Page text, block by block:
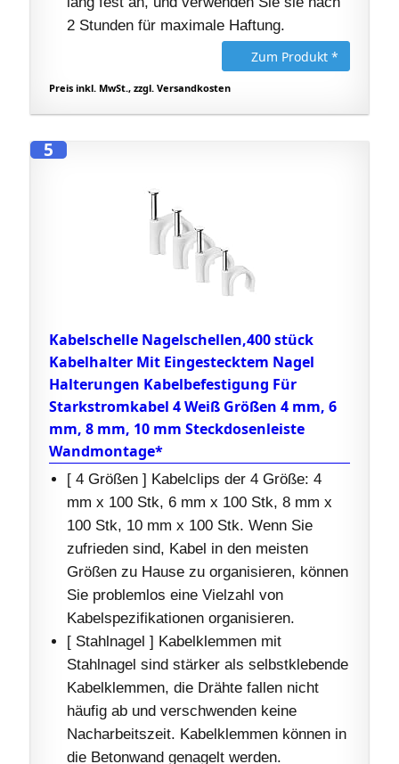
2 Stunden für maximale Haftung.
Zum Produkt *
Preis inkl. MwSt., zzgl. Versandkosten
5
Kabelschelle Nagelschellen,400 stück
Kabelhalter Mit Eingestecktem Nagel
Halterungen Kabelbefestigung Für
Starkstromkabel 4 Weiß Größen 4 mm, 6
mm, 8 mm, 10 mm Steckdosenleiste
Wandmontage*
[ 4 Größen ] Kabelclips der 4 Größe: 4
mm x 100 Stk, 6 mm x 100 Stk, 8 mm x
100 Stk, 10 mm x 100 Stk. Wenn Sie
zufrieden sind, Kabel in den meisten
Größen zu Hause zu organisieren, können
Sie problemlos eine Vielzahl von
Kabelspezifikationen organisieren.
[ Stahlnagel ] Kabelklemmen mit
Stahlnagel sind stärker als selbstklebende
Kabelklemmen, die Drähte fallen nicht
häufig ab und verschwenden keine
Nacharbeitszeit. Kabelklemmen können in
die Betonwand genagelt werden.